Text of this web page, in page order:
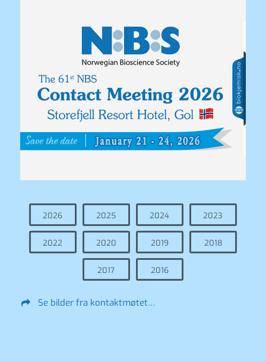
2026 2025 2024 2023
2022 2020 2019 2018
2017 2016
Se bilder fra kontaktmøtet…